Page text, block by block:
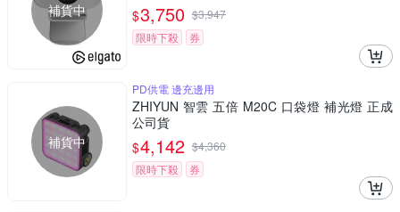
補貨中 $3,750 $3,947
限時下殺
券
補貨中
PD供電 邊充邊用
ZHIYUN 智雲 五倍 M20C 口袋燈 補光燈 正成
公司貨
$4,142 $4,360
限時下殺
券